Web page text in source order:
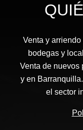
Venta y
bodegas y
Venta de nuevos
y en
el sector